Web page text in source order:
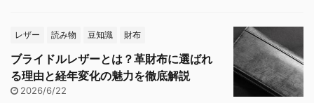
レザー 読み物 豆知識 財布
ブライドルレザーとは？革財布に選ばれ
る理由と経年変化の魅力を徹底解説
2026/6/22